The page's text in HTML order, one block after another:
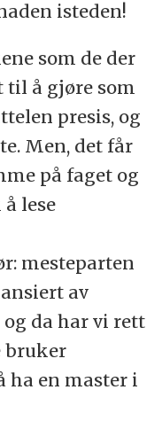
isteden!
som de der
å gjøre som
presis, og
Men, det får
på faget og
lese
mesteparten
av
da har vi rett
bruker
ha en master i